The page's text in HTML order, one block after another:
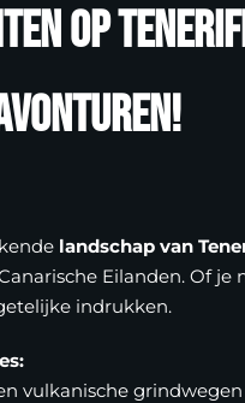
op
landschap van
Eilanden. Of
indrukken.
vulkanische